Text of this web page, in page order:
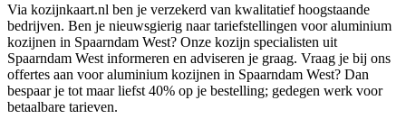
Via kozijnkaart.nl ben je verzekerd van kwalitatief hoogstaande
bedrijven. Ben je nieuwsgierig naar tariefstellingen voor aluminium
kozijnen in Spaarndam West? Onze kozijn specialisten uit
Spaarndam West informeren en adviseren je graag. Vraag je bij ons
offertes aan voor aluminium kozijnen in Spaarndam West? Dan
bespaar je tot maar liefst 40% op je bestelling; gedegen werk voor
betaalbare tarieven.